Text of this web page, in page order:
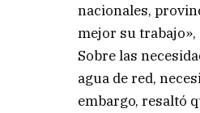
nacionales,
mejor su trabajo»,
Sobre las
agua de red,
embargo, resaltó